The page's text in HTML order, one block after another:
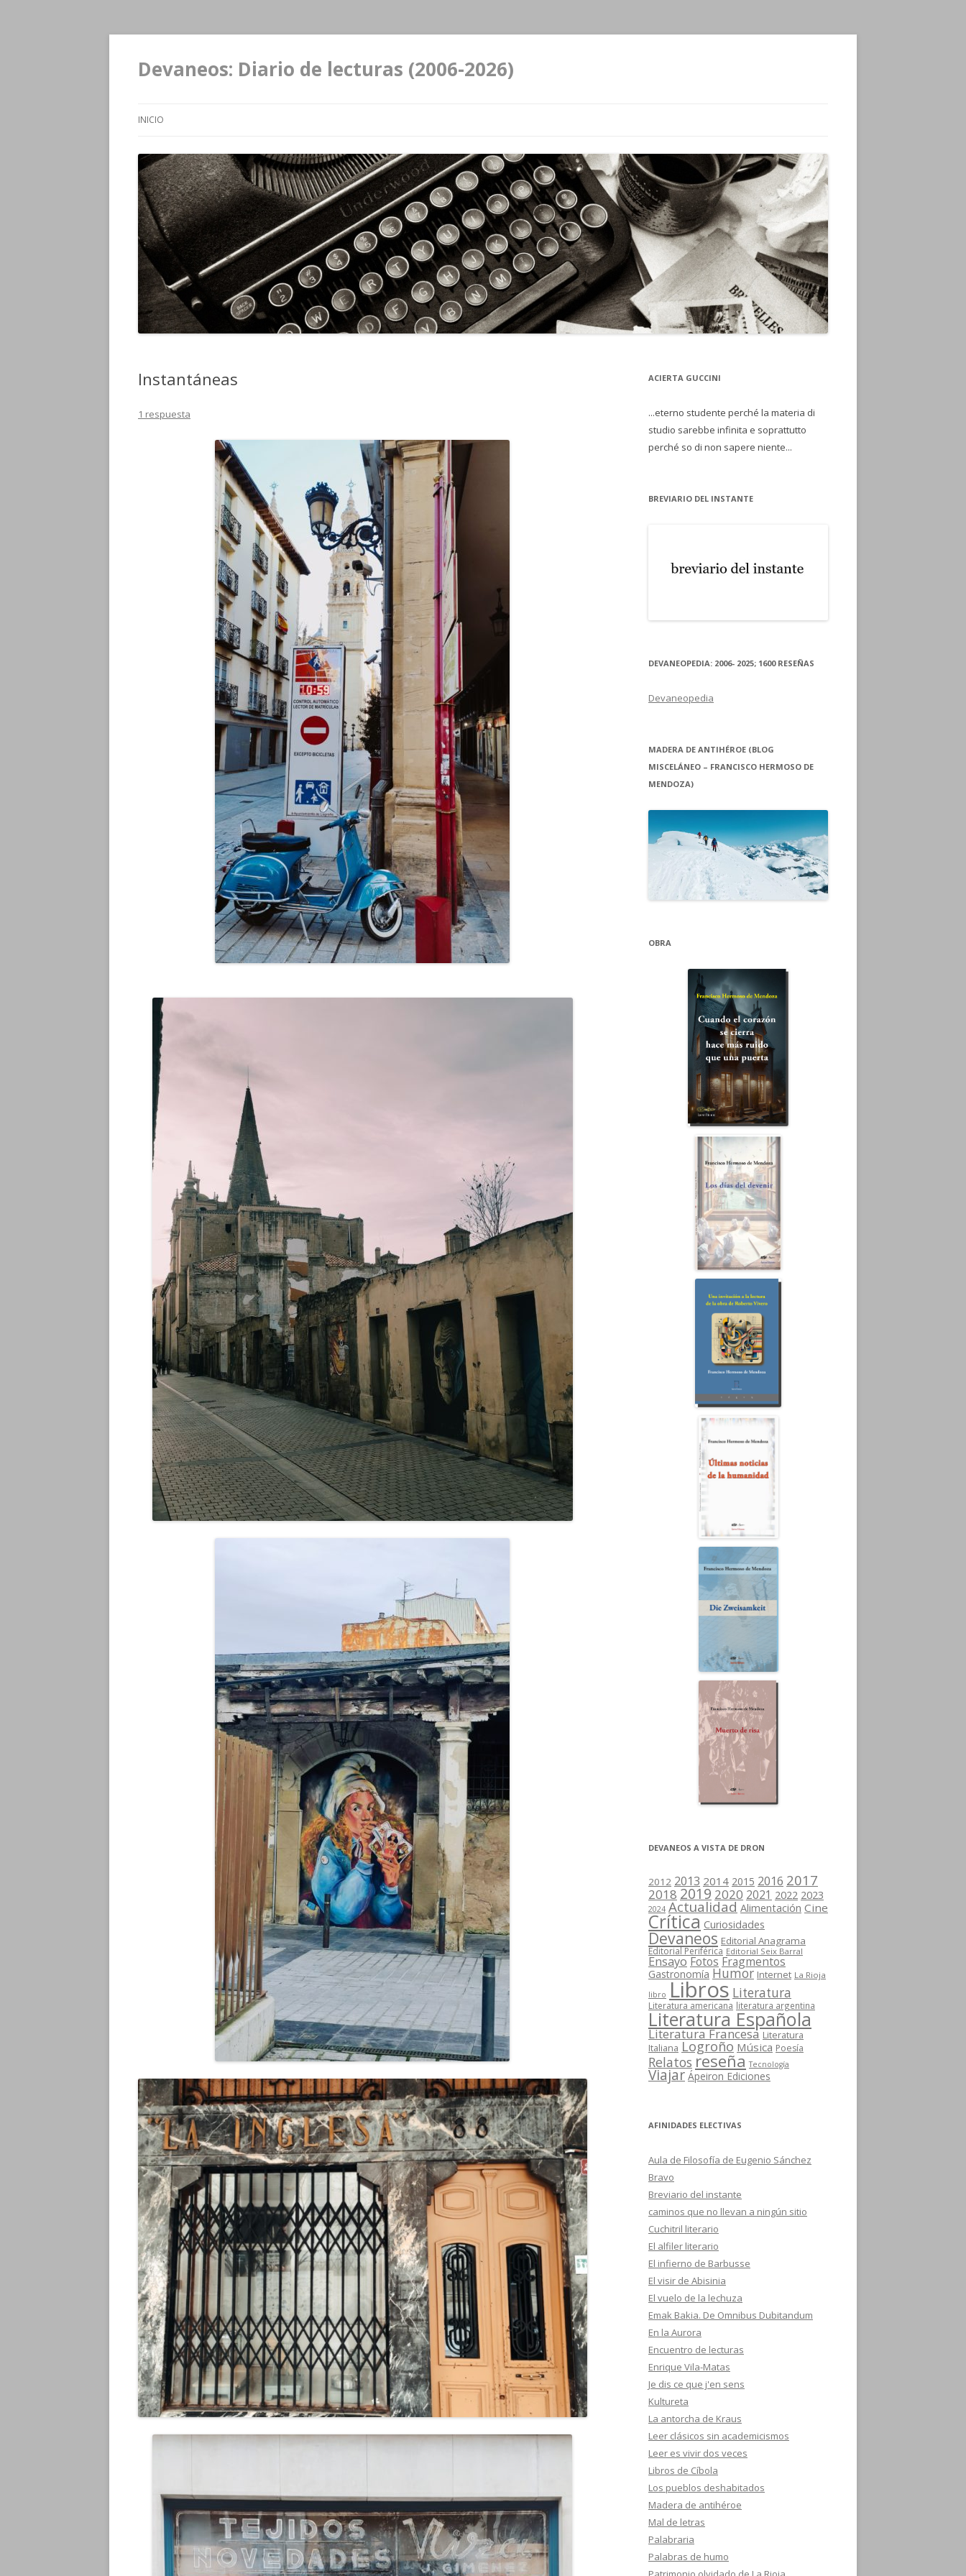
Devaneos: Diario de lecturas (2006-2026)
INICIO
Instantáneas
1 respuesta
ACIERTA GUCCINI
...eterno studente perché la materia di
studio sarebbe infinita e soprattutto
perché so di non sapere niente...
BREVIARIO DEL INSTANTE
DEVANEOPEDIA: 2006- 2025; 1600 RESEÑAS
Devaneopedia
MADERA DE ANTIHÉROE (BLOG
MISCELÁNEO – FRANCISCO HERMOSO DE
MENDOZA)
OBRA
DEVANEOS A VISTA DE DRON
2012 2013 2014 2015 2016 2017
2018 2019 2020 2021 2022 2023
2024 Actualidad Alimentación Cine
Crítica Curiosidades
Devaneos Editorial Anagrama
Editorial Periférica Editorial Seix Barral
Ensayo Fotos Fragmentos
Gastronomía Humor Internet La Rioja
libro Libros Literatura
Literatura americana literatura argentina
Literatura Española
Literatura Francesa Literatura
Italiana Logroño Música Poesía
Relatos reseña Tecnología
Viajar Ápeiron Ediciones
AFINIDADES ELECTIVAS
Aula de Filosofía de Eugenio Sánchez
Bravo
Breviario del instante
caminos que no llevan a ningún sitio
Cuchitril literario
El alfiler literario
El infierno de Barbusse
El visir de Abisinia
El vuelo de la lechuza
Emak Bakia. De Omnibus Dubitandum
En la Aurora
Encuentro de lecturas
Enrique Vila-Matas
Je dis ce que j'en sens
Kultureta
La antorcha de Kraus
Leer clásicos sin academicismos
Leer es vivir dos veces
Libros de Cíbola
Los pueblos deshabitados
Madera de antihéroe
Mal de letras
Palabraria
Palabras de humo